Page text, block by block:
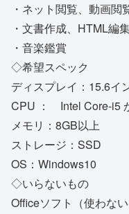
・ネット閲覧、動画閲
・文書作成、HTML編
・音楽鑑賞
◇希望スペック
ディスプレイ：15.6イ
CPU ： Intel Core-i5
メモリ：8GB以上
ストレージ：SSD
OS：Windows10
◇いらないもの
Officeソフト（使わない